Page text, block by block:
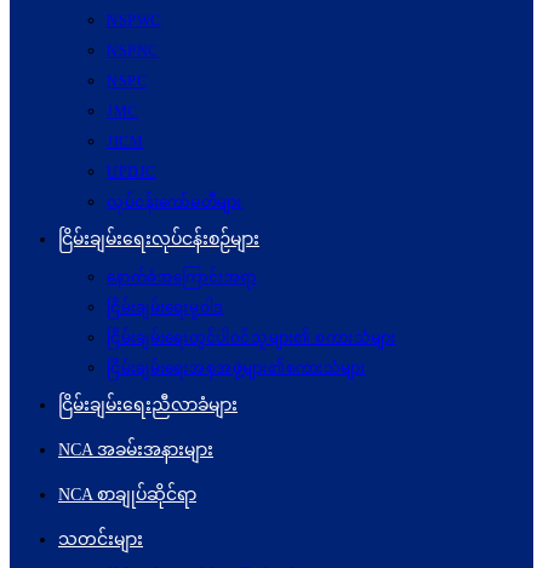
NSPWC
NSPNC
NSPC
JMC
JICM
UPDJC
လုပ်ငန်းကော်မတီများ
ငြိမ်းချမ်းရေးလုပ်ငန်းစဉ်များ
နောက်ခံအကြောင်းအရာ
ငြိမ်းချမ်းရေးမူဝါဒ
ငြိမ်းချမ်းရေးတွင်ပါဝင်သူများ၏ စကားသံများ
ငြိမ်းချမ်းရေးအစုအဖွဲ့များ၏စကားသံများ
ငြိမ်းချမ်းရေးညီလာခံများ
NCA အခမ်းအနားများ
NCA စာချုပ်ဆိုင်ရာ
သတင်းများ